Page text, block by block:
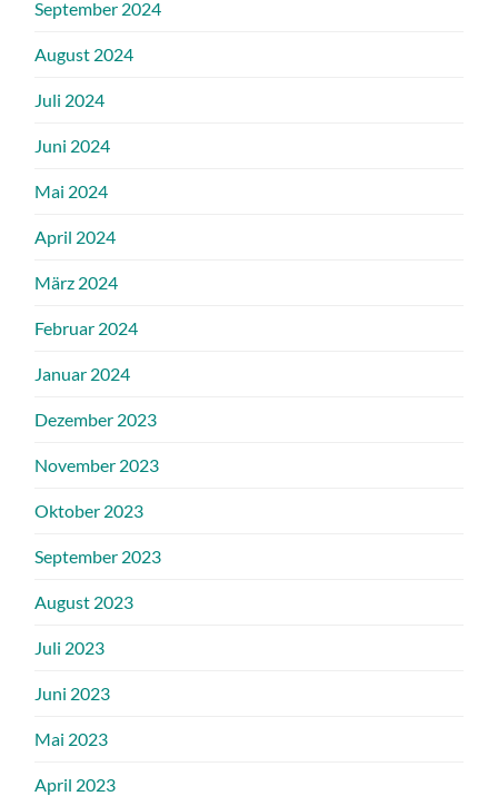
September 2024
August 2024
Juli 2024
Juni 2024
Mai 2024
April 2024
März 2024
Februar 2024
Januar 2024
Dezember 2023
November 2023
Oktober 2023
September 2023
August 2023
Juli 2023
Juni 2023
Mai 2023
April 2023